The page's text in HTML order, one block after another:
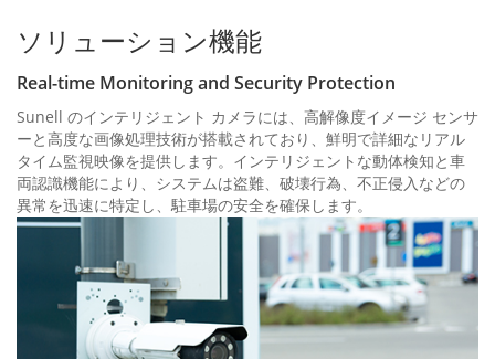
ソリューション機能
Real-time Monitoring and Security Protection
Sunell のインテリジェント カメラには、高解像度イメージ センサ
ーと高度な画像処理技術が搭載されており、鮮明で詳細なリアル
タイム監視映像を提供します。インテリジェントな動体検知と車
両認識機能により、システムは盗難、破壊行為、不正侵入などの
異常を迅速に特定し、駐車場の安全を確保します。